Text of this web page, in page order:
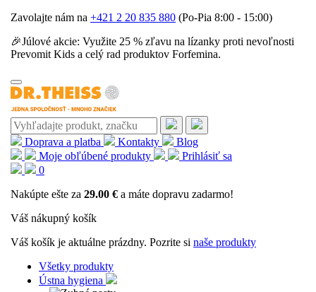
Zavolajte nám na +421 2 20 835 880 (Po-Pia 8:00 - 15:00)
🎉Júlové akcie: Využite 25 % zľavu na lízanky proti nevoľnosti
Prevomit Kids a celý rad produktov Forfemina.
Doprava a platba Kontakty
Blog
Moje obľúbené produkty
Prihlásiť sa
0
Nakúpte ešte za 29.00 € a máte dopravu zadarmo!
Váš nákupný košík
Váš košík je aktuálne prázdny. Pozrite si naše produkty
Všetky produkty
Ústna hygiena